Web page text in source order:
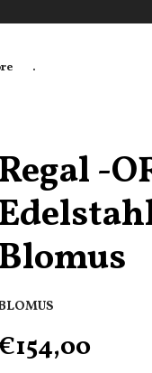
.
Regal -
Blomus